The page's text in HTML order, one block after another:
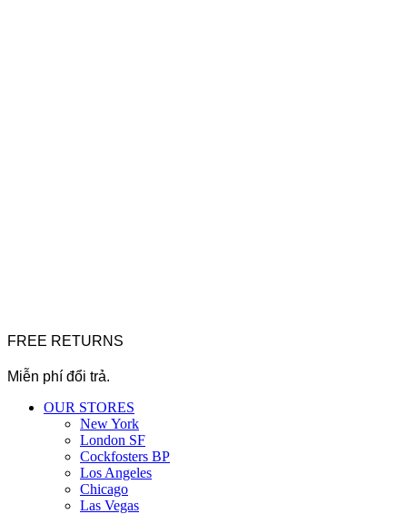
FREE RETURNS
Miễn phí đổi trả.
OUR STORES
New York
London SF
Cockfosters BP
Los Angeles
Chicago
Las Vegas